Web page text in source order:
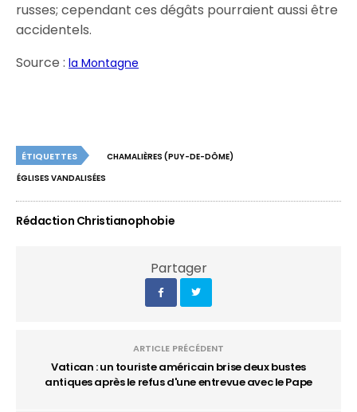
russes; cependant ces dégâts pourraient aussi être
accidentels.
Source :la Montagne
ÉTIQUETTES
CHAMALIÈRES (PUY-DE-DÔME)
ÉGLISES VANDALISÉES
Rédaction Christianophobie
Partager
ARTICLE PRÉCÉDENT
Vatican : un touriste américain brise deux bustes
antiques après le refus d'une entrevue avec le Pape